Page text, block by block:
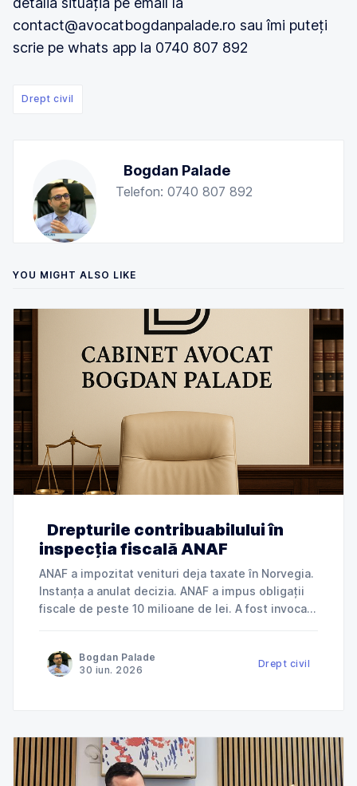
contact@avocatbogdanpalade.ro sau îmi puteți
scrie pe whats app la 0740 807 892
Drept civil
Bogdan Palade
Telefon: 0740 807 892
YOU MIGHT ALSO LIKE
Drepturile contribuabilului în
inspecția fiscală ANAF
ANAF a impozitat venituri deja taxate în Norvegia.
Instanța a anulat decizia. ANAF a impus obligații
fiscale de peste 10 milioane de lei. A fost invocată
dreptate contribuabilului. Jurisprudență explicată
de Cabinet Avocat Bogdan Palade DIN SERIA
Bogdan Palade
30 iun. 2026
Drept civil